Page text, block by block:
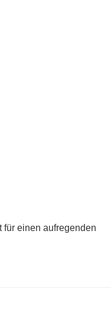
für einen aufregenden